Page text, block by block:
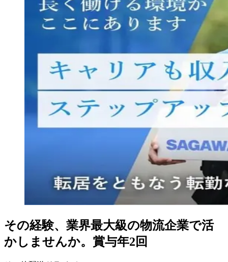
その経験、業界最大級の物流企業で活
かしませんか。賞与年2回